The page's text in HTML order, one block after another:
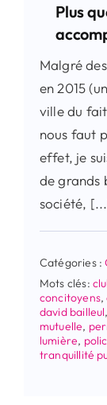
Plus
Malgré
en 2015
ville du
nous faut
effet, je
de grands
société,
Catégories :
Mots clés:
concitoyens,
david bailleul,
mutuelle,
lumière,
tranquillité